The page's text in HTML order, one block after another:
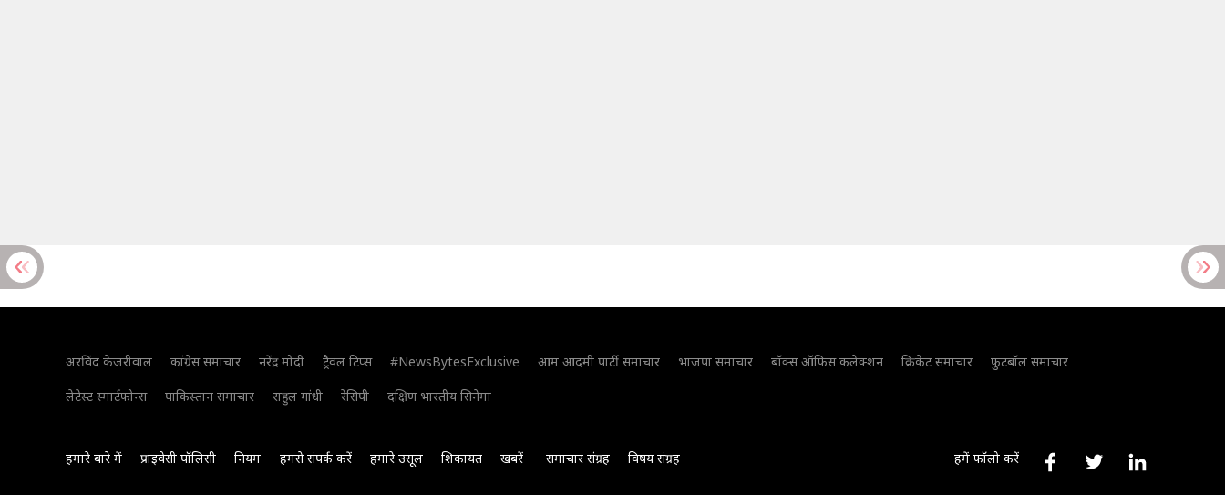
अरविंद केजरीवाल कांग्रेस समाचार नरेंद्र मोदी ट्रैवल टिप्स #NewsBytesExclusive आम आदमी पार्टी समाचार भाजपा समाचार बॉक्स ऑफिस कलेक्शन क्रिकेट समाचार
फुटबॉल समाचार
लेटेस्ट स्मार्टफोन्स
पाकिस्तान समाचार राहुल गांधी रेसिपी दक्षिण भारतीय सिनेमा
हमारे बारे में प्राइवेसी पॉलिसी नियम हमसे संपर्क करें हमारे उसूल शिकायत खबरें समाचार संग्रह विषय संग्रह हमें फॉलो करें